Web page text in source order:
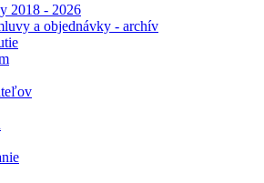
2018 - 2026
a objednávky - archív